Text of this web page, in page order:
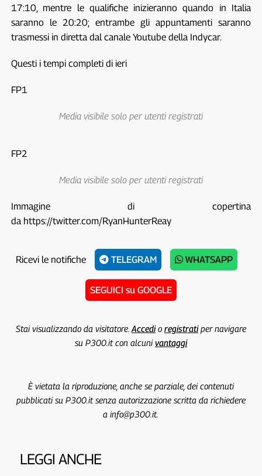
17:10, mentre le qualifiche inizieranno quando in Italia
saranno le 20:20; entrambe gli appuntamenti saranno
trasmessi in diretta dal canale Youtube della Indycar.
Questi i tempi completi di ieri
FP1
Media visibile solo per utenti registrati
FP2
Media visibile solo per utenti registrati
Immagine di copertina
da https://twitter.com/RyanHunterReay
Ricevi le notifiche TELEGRAM WHATSAPP
SEGUICI su GOOGLE
Stai visualizzando da visitatore. Accedio registratiper navigare
su P300.it con alcunivantaggi
È vietata la riproduzione, anche se parziale, dei contenuti
pubblicati su P300.it senza autorizzazione scritta da richiedere
a info@p300.it.
LEGGI ANCHE